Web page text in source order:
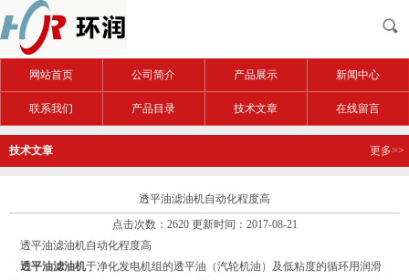
网站首页 公司简介 产品展示 新闻中心
联系我们 产品目录 技术文章 在线留言
技术文章 更多>>
透平油滤油机自动化程度高
点击次数：2620 更新时间：2017-08-21
透平油滤油机自动化程度高
透平油滤油机于净化发电机组的透平油（汽轮机油）及低粘度的循环用润滑